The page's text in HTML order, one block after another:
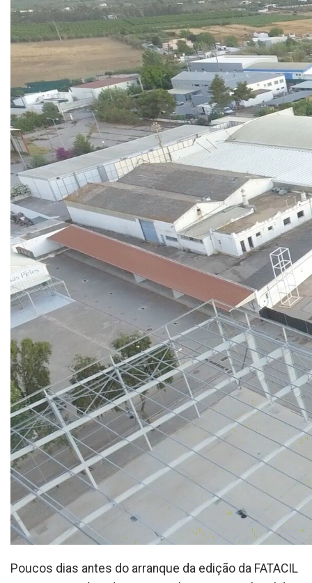
Poucos dias antes do arranque da edição da FATACIL